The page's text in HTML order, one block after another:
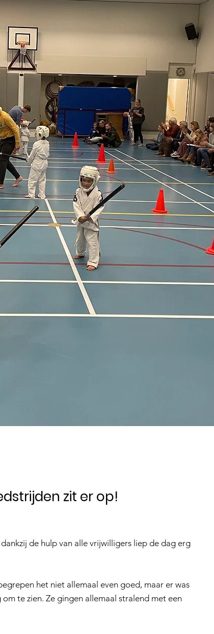
zit er op!
de hulp van alle vrijwilligers liep de dag erg
het niet allemaal even goed, maar er was
te zien. Ze gingen allemaal stralend met een